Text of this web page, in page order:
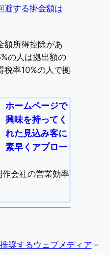
避する掛金額は
額所得控除があ
の人は拠出額の
税率10%の人で拠
ホームページで
興味を持ってく
れた見込み客に
素早くアプロー
会社の営業効率
奨するウェブメディア –